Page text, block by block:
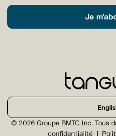
Je
© 2026 Groupe BMTC Inc. Tous
confidentialité